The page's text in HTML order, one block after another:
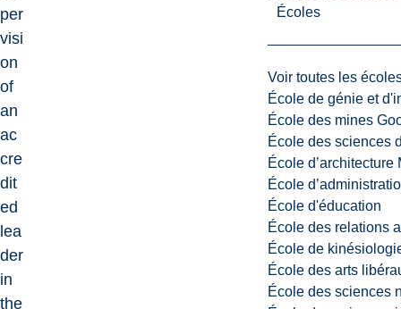
Écoles
Voir toutes les
École de génie et
École des mines
École des sciences
École d’architecture
École
École d'éducation
École des relations
École de
École des arts
École des sciences
per
visi
on
of
an
ac
cre
dit
ed
lea
der
in
the